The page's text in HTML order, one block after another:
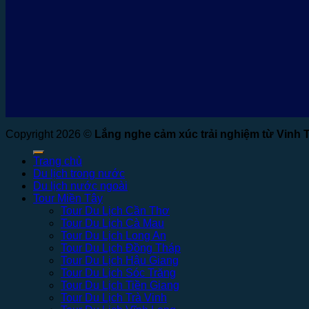
Copyright 2026 © Lắng nghe cảm xúc trải nghiệm từ Vinh
Trang chủ
Du lịch trong nước
Du lịch nước ngoài
Tour Miền Tây
Tour Du Lịch Cần Thơ
Tour Du Lịch Cà Mau
Tour Du Lịch Long An
Tour Du Lịch Đồng Tháp
Tour Du Lịch Hậu Giang
Tour Du Lịch Sóc Trăng
Tour Du Lịch Tiền Giang
Tour Du Lịch Trà Vinh